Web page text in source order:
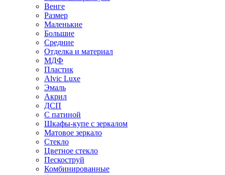
Венге
Размер
Маленькие
Большие
Средние
Отделка и материал
МДФ
Пластик
Alvic Luxe
Эмаль
Акрил
ДСП
С патиной
Шкафы-купе с зеркалом
Матовое зеркало
Стекло
Цветное стекло
Пескоструй
Комбинированные